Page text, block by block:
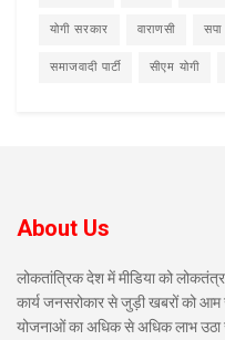
योगी सरकार वाराणसी सपा
समाजवादी पार्टी सीएम योगी
About Us
लोकतांत्रिक देश में मीडिया को
कार्य जनसरोकार से जुड़ी खबरों को
योजनाओं का अधिक से अधिक लाभ उठा